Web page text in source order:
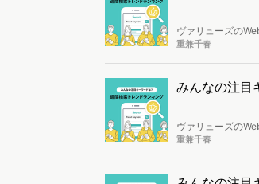
ヴァリューズの
し、トレンドにな
重兼千春
みんなの注目
ヴァリューズの
し、トレンドにな
重兼千春